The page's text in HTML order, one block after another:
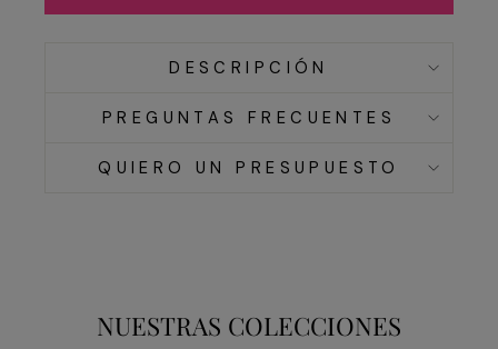
DESCRIPCIÓN
PREGUNTAS FRECUENTES
QUIERO UN PRESUPUESTO
NUESTRAS COLECCIONES